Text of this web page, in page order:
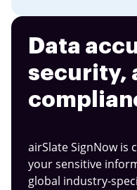
Data
security,
airSlate SignNow
your sensitive
global industry-